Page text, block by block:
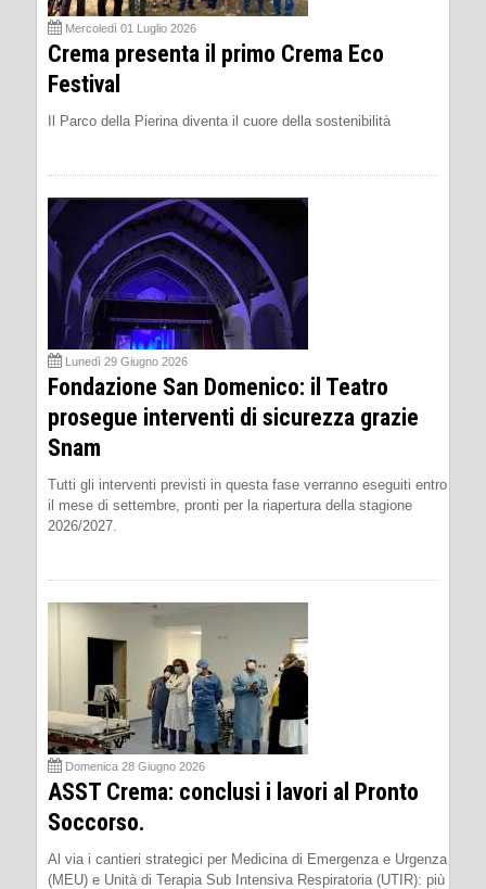
Mercoledì 01 Luglio 2026
Crema presenta il primo Crema Eco
Festival
Il Parco della Pierina diventa il cuore della sostenibilità
Lunedì 29 Giugno 2026
Fondazione San Domenico: il Teatro
prosegue interventi di sicurezza grazie
Snam
Tutti gli interventi previsti in questa fase verranno eseguiti entro
il mese di settembre, pronti per la riapertura della stagione
2026/2027.
Domenica 28 Giugno 2026
ASST Crema: conclusi i lavori al Pronto
Soccorso.
Al via i cantieri strategici per Medicina di Emergenza e Urgenza
(MEU) e Unità di Terapia Sub Intensiva Respiratoria (UTIR): più